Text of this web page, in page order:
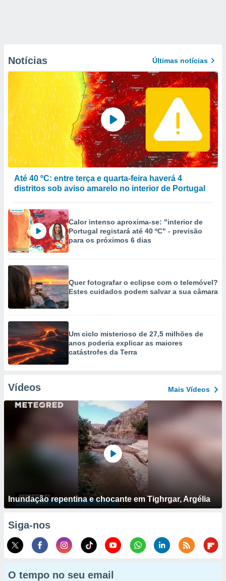
Notícias Últimas notícias
Até 40 ºC: entre terça e quarta-feira haverá 4
distritos sob aviso amarelo no interior de Portugal
Calor intenso aproxima-se: "interior de
Portugal registará até 40 ºC" - previsão
para os próximos 6 dias
Quer fotografar o eclipse com o telemóvel?
Estes cuidados podem salvar a sua câmara
Um ciclo misterioso de 27,5 milhões de
anos poderia explicar as maiores
catástrofes da Terra
Vídeos Mais Vídeos
Inundação repentina e chocante em Tighrgar, Argélia
Siga-nos
O tempo no seu email